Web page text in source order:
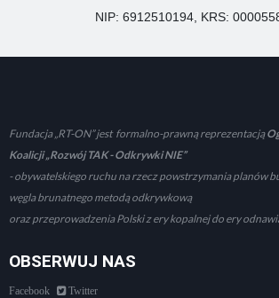
NIP: 6912510194, KRS:
Fundacja „RT-ON” jest formalno-prawną reprezentacją
Koalicji „Rozwój TAK - Odkrywki NIE”
- obywatelskiego ruchu na rzecz powstrzymania planów
węgla brunatnego metodą odkrywkową
oraz przeprowadzenia Polski z ery kopalnej do ery
OBSERWUJ NAS
Facebook Twitter